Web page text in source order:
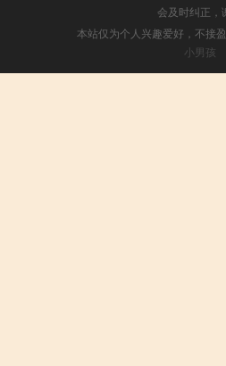
会及时纠正，
本站仅为个人兴趣爱好，不接
小男孩